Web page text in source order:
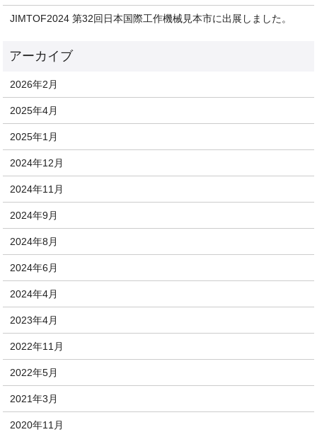
JIMTOF2024 第32回日本国際工作機械見本市に出展しました。
2026年2月
2025年4月
2025年1月
2024年12月
2024年11月
2024年9月
2024年8月
2024年6月
2024年4月
2023年4月
2022年11月
2022年5月
2021年3月
2020年11月